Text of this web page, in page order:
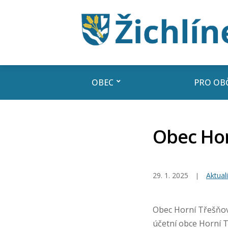
OBEC PRO
Obec
29. 1. 2025
Obec Horní
účetní obce Horní